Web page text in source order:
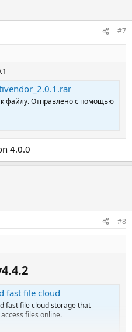
#7
файлу. Отправлено с помощью
4.0.0
#8
fast file cloud
fast file cloud storage that
files online.